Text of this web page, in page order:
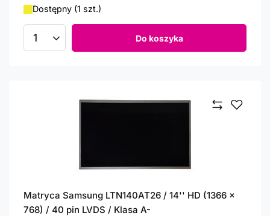
Dostępny (1 szt.)
Ilość produktów Do koszyka
Matryca Samsung LTN140AT26 / 14'' HD (1366 x
768) / 40 pin LVDS / Klasa A-